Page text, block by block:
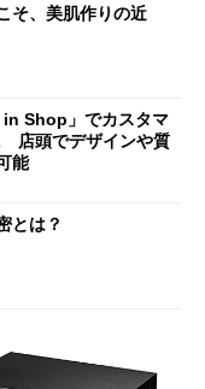
そ、美肌作りの近
in Shop」でカスタマ
店頭でデザインや質
能
とは？